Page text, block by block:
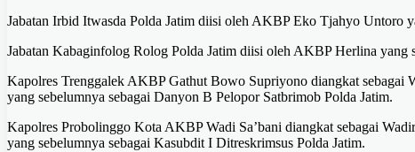
Jabatan Irbid Itwasda Polda Jatim diisi oleh AKBP Eko Tjahyo Untoro
⁠Jabatan Kabaginfolog Rolog Polda Jatim diisi oleh AKBP Herlina yang
Kapolres Trenggalek AKBP Gathut Bowo Supriyono diangkat
yang sebelumnya sebagai Danyon B Pelopor Satbrimob Polda Jatim.
Kapolres Probolinggo Kota AKBP Wadi Sa’bani diangkat sebagai
yang sebelumnya sebagai Kasubdit I Ditreskrimsus Polda Jatim.